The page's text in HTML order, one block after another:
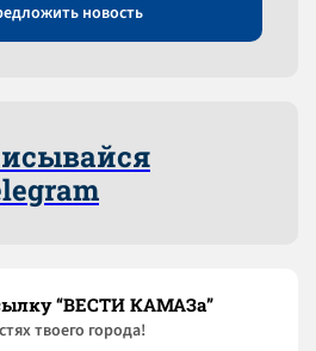
новость
“ВЕСТИ КАМАЗа”
твоего города!